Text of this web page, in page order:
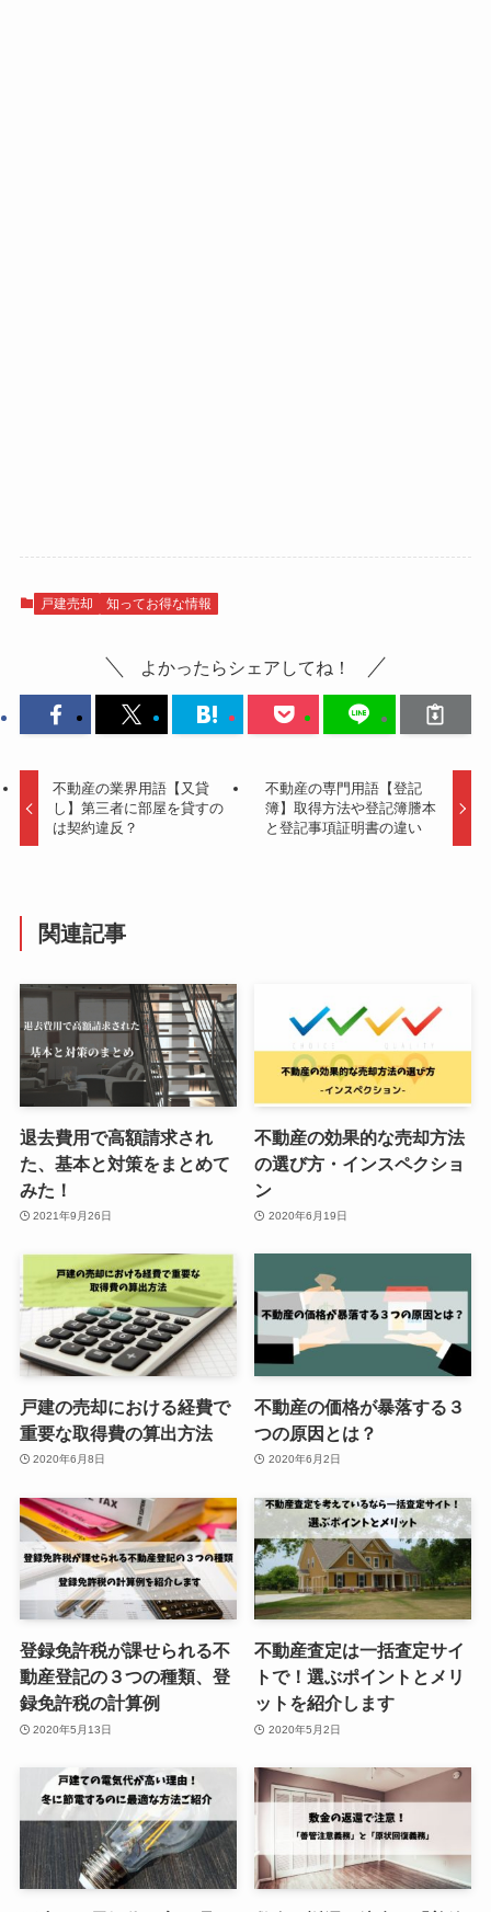
戸建売却 知ってお得な情報
よかったらシェアしてね！
不動産の業界用語【又貸
し】第三者に部屋を貸すの
は契約違反？
不動産の専門用語【登記
簿】取得方法や登記簿謄本
と登記事項証明書の違い
関連記事
退去費用で高額請求され
た、基本と対策をまとめて
みた！
2021年9月26日
不動産の効果的な売却方法
の選び方・インスペクショ
ン
2020年6月19日
戸建の売却における経費で
重要な取得費の算出方法
2020年6月8日
不動産の価格が暴落する３
つの原因とは？
2020年6月2日
登録免許税が課せられる不
動産登記の３つの種類、登
録免許税の計算例
2020年5月13日
不動産査定は一括査定サイ
トで！選ぶポイントとメリ
ットを紹介します
2020年5月2日